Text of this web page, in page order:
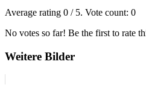
Average rating 0 / 5. Vote count: 0
No votes so far! Be the first to rate
Weitere Bilder